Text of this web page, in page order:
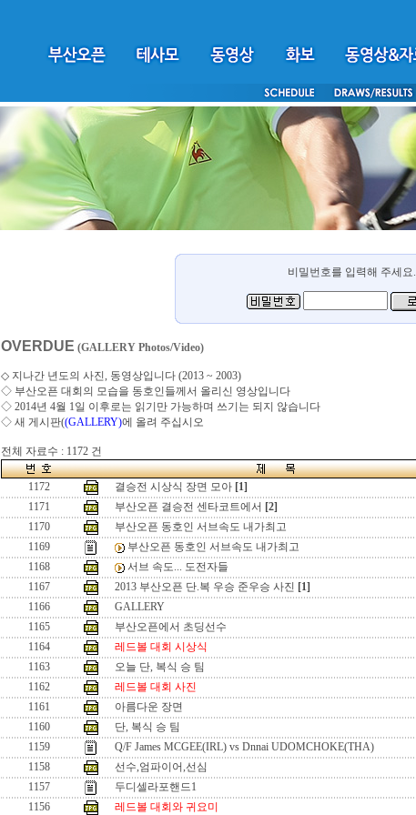
비밀번호를 입력해 주세요.
OVERDUE (GALLERY Photos/Video)
◇ 지나간 년도의 사진, 동영상입니다 (2013 ~ 2003)
◇ 부산오픈 대회의 모습을 동호인들께서 올리신 영상입니다
◇ 2014년 4월 1일 이후로는 읽기만 가능하며 쓰기는 되지 않습니다
◇ 새 게시판((GALLERY)에 올려 주십시오
전체 자료수 : 1172 건
1172 결승전 시상식 장면 모아 [1]
1171
부산오픈 결승전 센타코트에서 [2]
1170
부산오픈 동호인 서브속도 내가최고
1169
부산오픈 동호인 서브속도 내가최고
1168
서브 속도... 도전자들
1167
2013 부산오픈 단.복 우승 준우승 사진 [1]
1166
GALLERY
1165
부산오픈에서 초딩선수
1164
레드볼 대회 시상식
1163
오늘 단, 복식 승 팀
1162
레드볼 대회 사진
1161
아름다운 장면
1160
단, 복식 승 팀
1159
Q/F James MCGEE(IRL) vs Dnnai UDOMCHOKE(THA)
1158
선수,엄파이어,선심
1157
두디셀라포핸드1
1156
레드볼 대회와 귀요미